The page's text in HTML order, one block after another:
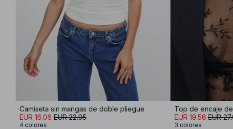
Camiseta sin mangas de doble pliegue
EUR 16.06 EUR 22.95
4 colores
Top de encaje
EUR 19.56 EUR
3 colores